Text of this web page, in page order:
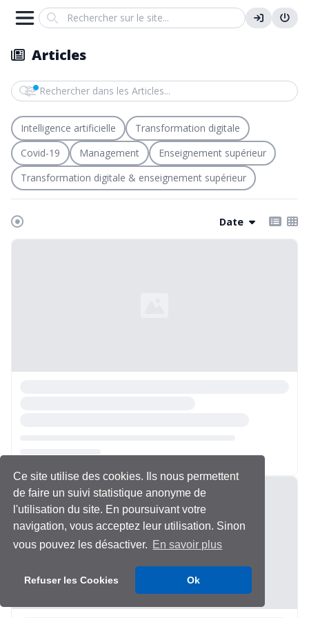
Ce site utilise des cookies. Ils nous permettent
de faire un suivi statistique anonyme de
l'utilisation du site. En poursuivant votre
navigation, vous acceptez leur utilisation. Sinon
vous pouvez les désactiver. En savoir plus
Refuser les Cookies Ok
Search
Articles
Rechercher dans les Articles
Intelligence artificielle
Transformation digitale
Covid-19
Management
Enseignement supérieur
Transformation digitale & enseignement supérieur
Date
Chargement...